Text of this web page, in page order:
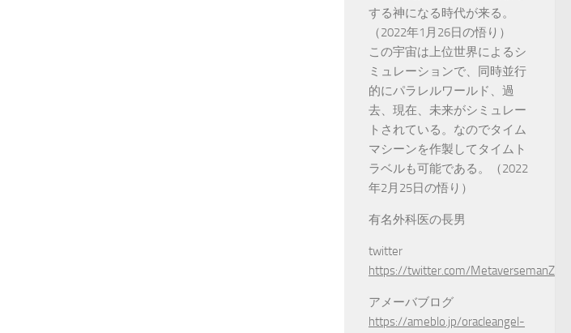
する神になる時代が来る。
（2022年1月26日の悟り）
この宇宙は上位世界によるシ
ミュレーションで、同時並行
的にパラレルワールド、過
去、現在、未来がシミュレー
トされている。なのでタイム
マシーンを作製してタイムト
ラベルも可能である。（2022
年2月25日の悟り）
有名外科医の長男
twitter
https://twitter.com/MetaversemanZ
アメーバブログ
https://ameblo.jp/oracleangel-